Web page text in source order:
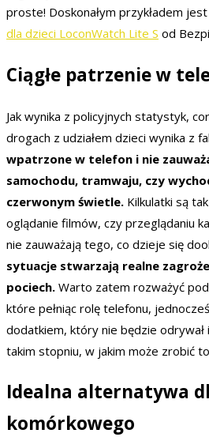
proste! Doskonałym przykładem
dla dzieci LoconWatch Lite S od
Ciągłe patrzenie w
Jak wynika z policyjnych statystyk,
drogach z udziałem dzieci wynika z
wpatrzone w telefon i nie
samochodu, tramwaju, czy
czerwonym świetle. Kilkulatki są
oglądanie filmów, czy przeglądaniu
nie zauważają tego, co dzieje się
sytuacje stwarzają realne
pociech. Warto zatem rozważyć
które pełniąc rolę telefonu,
dodatkiem, który nie będzie
takim stopniu, w jakim może zrobić
Idealna alternatywa
komórkowego